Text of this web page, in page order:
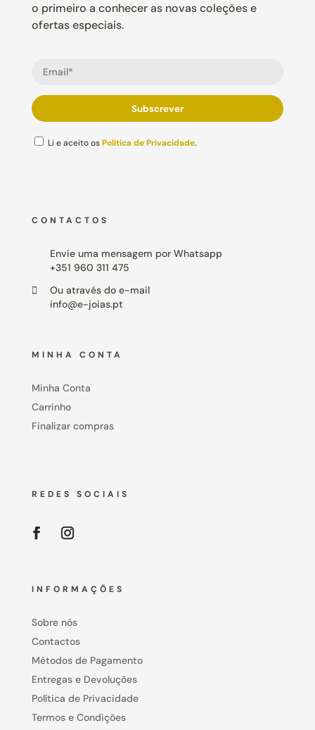
o primeiro a conhecer as novas coleções e
ofertas especiais.
Li e aceito osPolítica de Privacidade.
CONTACTOS
Envie uma mensagem por Whatsapp
+351 960 311 475
Ou através do e-mail
info@e-joias.pt
MINHA CONTA
Minha Conta
Carrinho
Finalizar compras
REDES SOCIAIS
INFORMAÇÕES
Sobre nós
Contactos
Métodos de Pagamento
Entregas e Devoluções
Política de Privacidade
Termos e Condições